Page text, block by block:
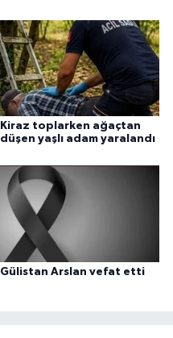
Kiraz toplarken ağaçtan
düşen yaşlı adam yaralandı
Gülistan Arslan vefat etti